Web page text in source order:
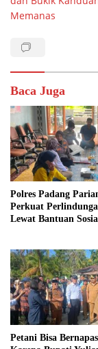
Memanas
Baca Juga
Polres Padang
Perkuat
Lewat Bantuan
Petani Bisa